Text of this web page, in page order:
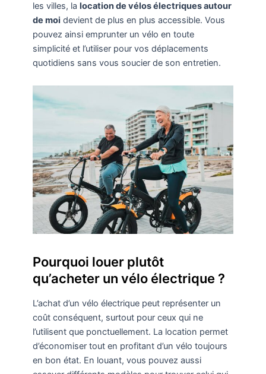
les villes, la location de vélos électriques autour
de moi devient de plus en plus accessible. Vous
pouvez ainsi emprunter un vélo en toute
simplicité et l’utiliser pour vos déplacements
quotidiens sans vous soucier de son entretien.
Pourquoi louer plutôt
qu’acheter un vélo électrique ?
L’achat d’un vélo électrique peut représenter un
coût conséquent, surtout pour ceux qui ne
l’utilisent que ponctuellement. La location permet
d’économiser tout en profitant d’un vélo toujours
en bon état. En louant, vous pouvez aussi